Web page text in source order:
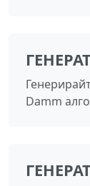
Damm